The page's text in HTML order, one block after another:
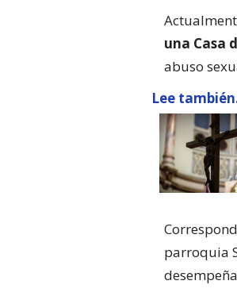
una Casa
abuso
Lee
parroquia